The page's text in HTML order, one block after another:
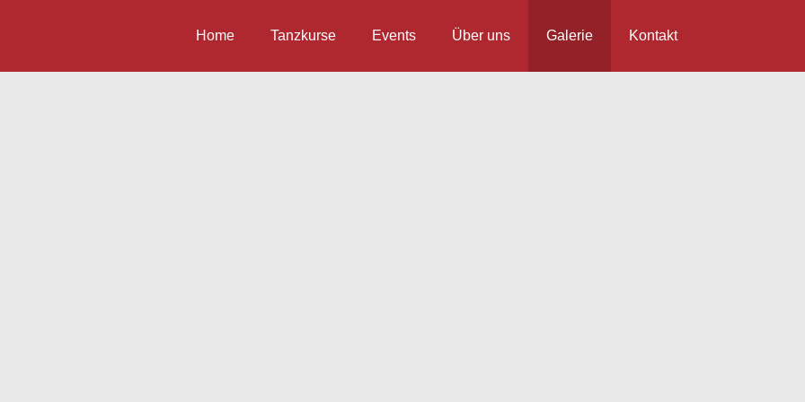
Home Tanzkurse Events Über uns Galerie Kontakt